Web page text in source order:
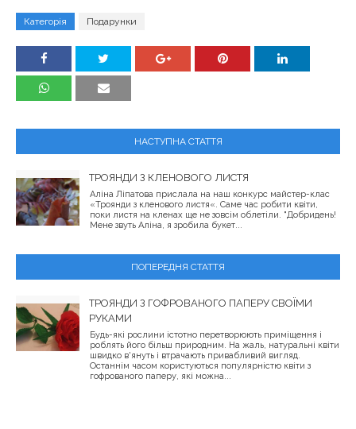
Категорія Подарунки
НАСТУПНА СТАТТЯ
ТРОЯНДИ З КЛЕНОВОГО ЛИСТЯ
Аліна Ліпатова прислала на наш конкурс майстер-клас
«Троянди з кленового листя«. Саме час робити квіти,
поки листя на кленах ще не зовсім облетіли. "Добридень!
Мене звуть Аліна, я зробила букет...
ПОПЕРЕДНЯ СТАТТЯ
ТРОЯНДИ З ГОФРОВАНОГО ПАПЕРУ СВОЇМИ
РУКАМИ
Будь-які рослини істотно перетворюють приміщення і
роблять його більш природним. На жаль, натуральні квіти
швидко в'януть і втрачають привабливий вигляд.
Останнім часом користуються популярністю квіти з
гофрованого паперу, які можна...